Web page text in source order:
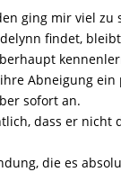
ging mir viel
findet,
Abneigung
sofort an.
dass er nicht
die es